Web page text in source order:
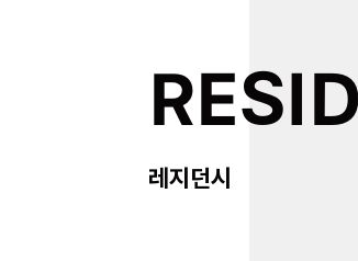
레지던시